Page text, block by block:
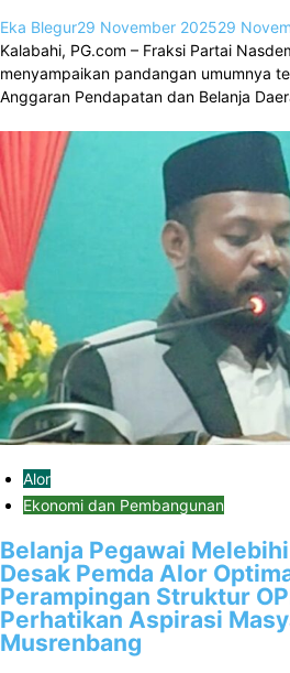
Eka Blegur29 November 202529
Kalabahi, PG.com – Fraksi Partai
menyampaikan pandangan umumnya
Anggaran Pendapatan dan Belanja
Alor
Ekonomi dan Pembangunan
Belanja Pegawai
Desak Pemda Alor
Perampingan Struktur
Perhatikan Aspirasi
Musrenbang